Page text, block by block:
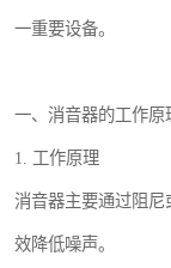
一重要设备。
一、消音器的工作原
1. 工作原理
消音器主要通过阻
效降低噪声。